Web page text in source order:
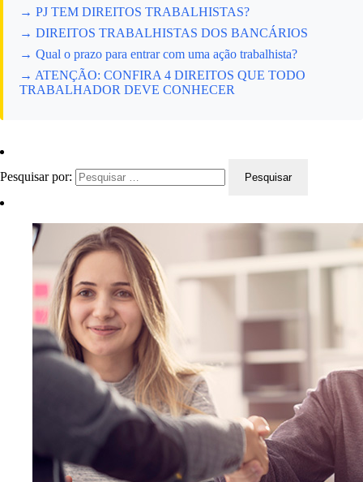
→ PJ TEM DIREITOS TRABALHISTAS?
→ DIREITOS TRABALHISTAS DOS BANCÁRIOS
→ Qual o prazo para entrar com uma ação trabalhista?
→ ATENÇÃO: CONFIRA 4 DIREITOS QUE TODO
TRABALHADOR DEVE CONHECER
Pesquisar por: